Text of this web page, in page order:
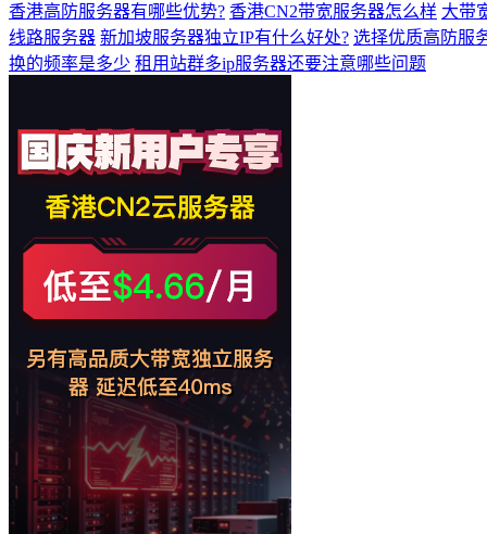
香港高防服务器有哪些优势? 香港CN2带宽服务器怎么样 大带
线路服务器 新加坡服务器独立IP有什么好处? 选择优质高防服
换的频率是多少 租用站群多ip服务器还要注意哪些问题